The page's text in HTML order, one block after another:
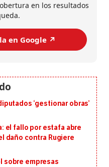
en los resultados
en Google ↗️
‘gestionar obras’
el fallo por estafa abre
daño contra Rugiere
sobre empresas